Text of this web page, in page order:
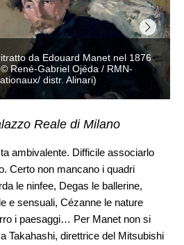
da Edouard Manet nel 1876
René-Gabriel Ojéda / RMN-
distr. Alinari)
Reale di Milano
ambivalente. Difficile associarlo
Certo non mancano i quadri
le ninfee, Degas le ballerine,
e sensuali, Cézanne le nature
i paesaggi… Per Manet non si
Takahashi, direttrice del Mitsubishi